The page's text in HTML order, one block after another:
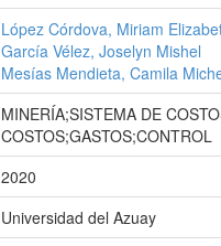
López Córdova, Miriam
García Vélez, Joselyn Mishel
Mesías Mendieta, Camila
MINERÍA;SISTEMA DE
COSTOS;GASTOS;CONTROL
2020
Universidad del Azuay